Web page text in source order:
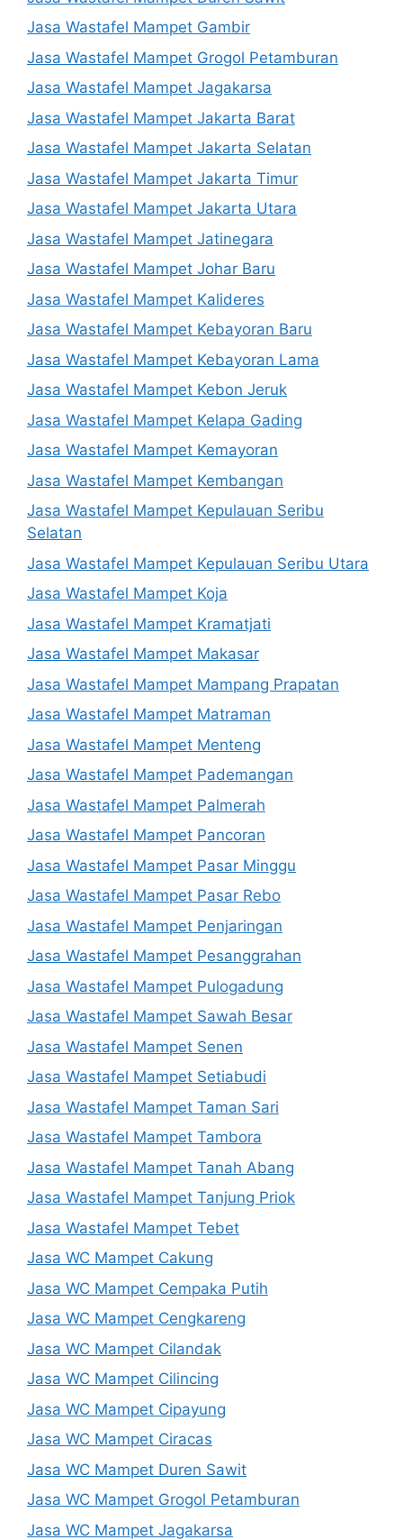
Jasa Wastafel Mampet Gambir
Jasa Wastafel Mampet Grogol Petamburan
Jasa Wastafel Mampet Jagakarsa
Jasa Wastafel Mampet Jakarta Barat
Jasa Wastafel Mampet Jakarta Selatan
Jasa Wastafel Mampet Jakarta Timur
Jasa Wastafel Mampet Jakarta Utara
Jasa Wastafel Mampet Jatinegara
Jasa Wastafel Mampet Johar Baru
Jasa Wastafel Mampet Kalideres
Jasa Wastafel Mampet Kebayoran Baru
Jasa Wastafel Mampet Kebayoran Lama
Jasa Wastafel Mampet Kebon Jeruk
Jasa Wastafel Mampet Kelapa Gading
Jasa Wastafel Mampet Kemayoran
Jasa Wastafel Mampet Kembangan
Jasa Wastafel Mampet Kepulauan Seribu
Selatan
Jasa Wastafel Mampet Kepulauan Seribu Utara
Jasa Wastafel Mampet Koja
Jasa Wastafel Mampet Kramatjati
Jasa Wastafel Mampet Makasar
Jasa Wastafel Mampet Mampang Prapatan
Jasa Wastafel Mampet Matraman
Jasa Wastafel Mampet Menteng
Jasa Wastafel Mampet Pademangan
Jasa Wastafel Mampet Palmerah
Jasa Wastafel Mampet Pancoran
Jasa Wastafel Mampet Pasar Minggu
Jasa Wastafel Mampet Pasar Rebo
Jasa Wastafel Mampet Penjaringan
Jasa Wastafel Mampet Pesanggrahan
Jasa Wastafel Mampet Pulogadung
Jasa Wastafel Mampet Sawah Besar
Jasa Wastafel Mampet Senen
Jasa Wastafel Mampet Setiabudi
Jasa Wastafel Mampet Taman Sari
Jasa Wastafel Mampet Tambora
Jasa Wastafel Mampet Tanah Abang
Jasa Wastafel Mampet Tanjung Priok
Jasa Wastafel Mampet Tebet
Jasa WC Mampet Cakung
Jasa WC Mampet Cempaka Putih
Jasa WC Mampet Cengkareng
Jasa WC Mampet Cilandak
Jasa WC Mampet Cilincing
Jasa WC Mampet Cipayung
Jasa WC Mampet Ciracas
Jasa WC Mampet Duren Sawit
Jasa WC Mampet Grogol Petamburan
Jasa WC Mampet Jagakarsa